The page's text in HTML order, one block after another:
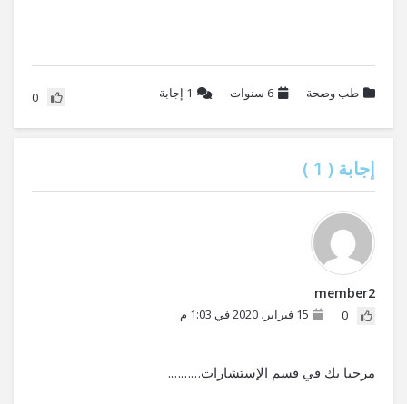
طب وصحة 6 سنوات 1 إجابة 0
إجابة ( 1
)
member2
0 15 فبراير، 2020 في 1:03 م
مرحبا بك في قسم الإستشارات……….